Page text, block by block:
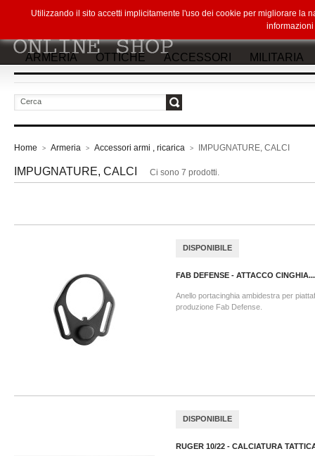
ARMERIA OTTICHE ACCESSORI MILITARIA
Home > Armeria > Accessori armi , ricarica > IMPUGNATURE, CALCI
IMPUGNATURE, CALCI Ci sono 7 prodotti.
DISPONIBILE
FAB DEFENSE - ATTACCO CINGHIA...
Anello portacinghia ambidestra per
produzione Fab Defense.
DISPONIBILE
RUGER 10/22 - CALCIATURA
Utilizzando il sito accetti implicitamente l'uso dei cookie per migliorare la
informazioni